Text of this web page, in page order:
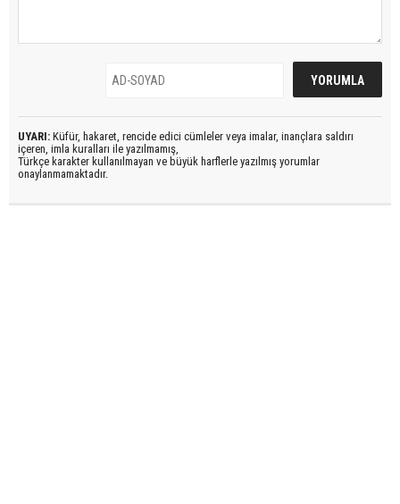
UYARI: Küfür, hakaret, rencide edici cümleler veya imalar, inançlara saldırı
içeren, imla kuralları ile yazılmamış,
Türkçe karakter kullanılmayan ve büyük harflerle yazılmış yorumlar
onaylanmamaktadır.